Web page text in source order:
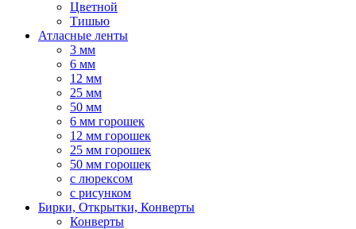
Цветной
Тишью
Атласные ленты
3 мм
6 мм
12 мм
25 мм
50 мм
6 мм горошек
12 мм горошек
25 мм горошек
50 мм горошек
с люрексом
с рисунком
Бирки, Oткрытки, Конверты
Конверты